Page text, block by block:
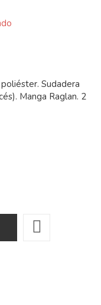
Sudadera
Manga Raglan. 2